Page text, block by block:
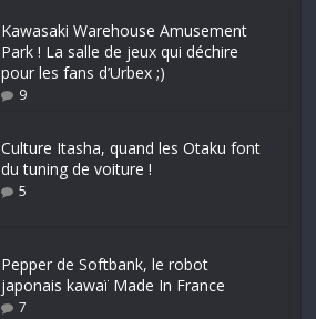
Kawasaki Warehouse Amusement
Park ! La salle de jeux qui déchire
pour les fans d’Urbex ;)
9
Culture Itasha, quand les Otaku font
du tuning de voiture !
5
Pepper de Softbank, le robot
japonais kawaï Made In France
7